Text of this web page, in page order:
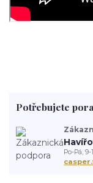
Potřebujete
Po-Pá, 9-